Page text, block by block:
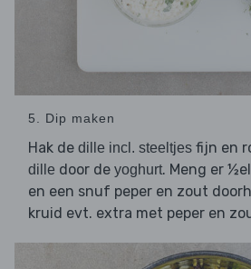
5. Dip maken
Hak de dille incl. steeltjes fijn en
dille door de yoghurt. Meng er
en een snuf peper en zout
kruid evt. extra met peper en